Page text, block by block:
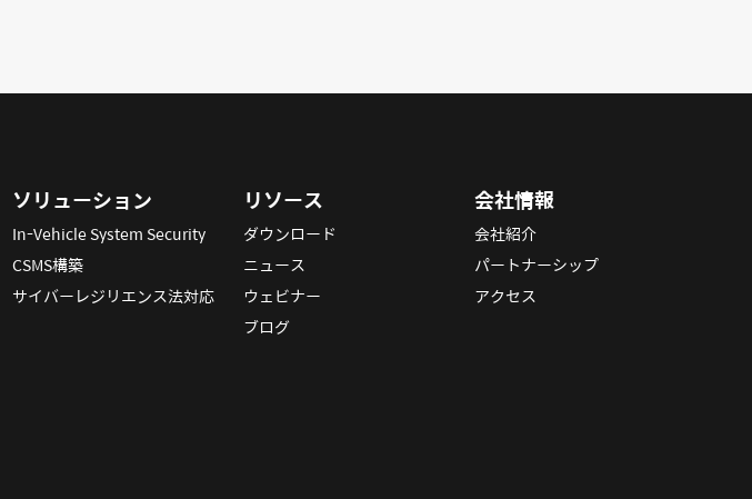
ソリューション
In-Vehicle System Security
CSMS構築
サイバーレジリエンス法対応
リソース
ダウンロード
ニュース
ウェビナー
ブログ
会社情報
会社紹介
パートナーシップ
アクセス